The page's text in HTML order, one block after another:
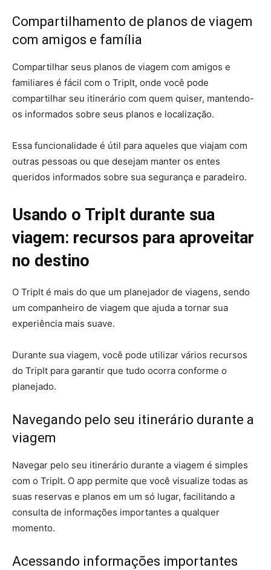
Compartilhamento de planos de viagem
com amigos e família
Compartilhar seus planos de viagem com amigos e
familiares é fácil com o TripIt, onde você pode
compartilhar seu itinerário com quem quiser, mantendo-
os informados sobre seus planos e localização.
Essa funcionalidade é útil para aqueles que viajam com
outras pessoas ou que desejam manter os entes
queridos informados sobre sua segurança e paradeiro.
Usando o TripIt durante sua
viagem: recursos para aproveitar
no destino
O TripIt é mais do que um planejador de viagens, sendo
um companheiro de viagem que ajuda a tornar sua
experiência mais suave.
Durante sua viagem, você pode utilizar vários recursos
do TripIt para garantir que tudo ocorra conforme o
planejado.
Navegando pelo seu itinerário durante a
viagem
Navegar pelo seu itinerário durante a viagem é simples
com o TripIt. O app permite que você visualize todas as
suas reservas e planos em um só lugar, facilitando a
consulta de informações importantes a qualquer
momento.
Acessando informações importantes